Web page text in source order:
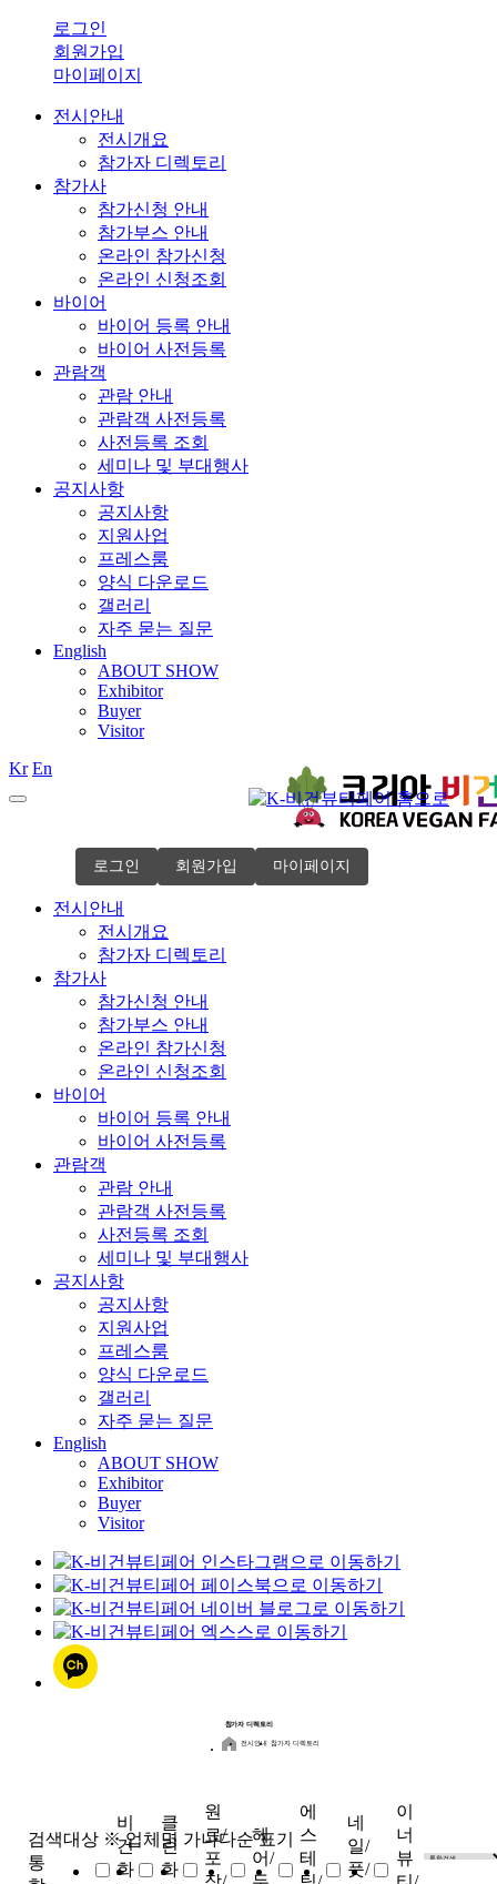
로그인
회원가입
마이페이지
전시안내
전시개요
참가자 디렉토리
참가사
참가신청 안내
참가부스 안내
온라인 참가신청
온라인 신청조회
바이어
바이어 등록 안내
바이어 사전등록
관람객
관람 안내
관람객 사전등록
사전등록 조회
세미나 및 부대행사
공지사항
공지사항
지원사업
프레스룸
양식 다운로드
갤러리
자주 묻는 질문
English
ABOUT SHOW
Exhibitor
Buyer
Visitor
Kr En
로그인 회원가입 마이페이지
전시안내
전시개요
참가자 디렉토리
참가사
참가신청 안내
참가부스 안내
온라인 참가신청
온라인 신청조회
바이어
바이어 등록 안내
바이어 사전등록
관람객
관람 안내
관람객 사전등록
사전등록 조회
세미나 및 부대행사
공지사항
공지사항
지원사업
프레스룸
양식 다운로드
갤러리
자주 묻는 질문
English
ABOUT SHOW
Exhibitor
Buyer
Visitor
참가자 디렉토리
전시안내 참가자 디렉토리
검색대상 ※ 업체명 가나다순 표기
통
비
건
화
클
린
화
원
료/
포
헤
어/
에
스
테
네
일/
풋/
이
너
뷰